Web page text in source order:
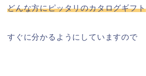
どんな方にピッタリのカタログギフト
すぐに分かるようにしていますので